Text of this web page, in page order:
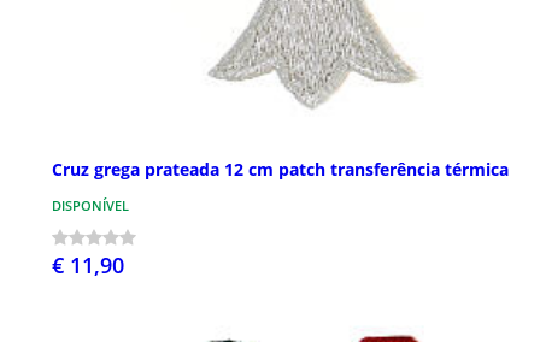
Cruz grega prateada 12 cm patch transferência térmica
DISPONÍVEL
€ 11,90